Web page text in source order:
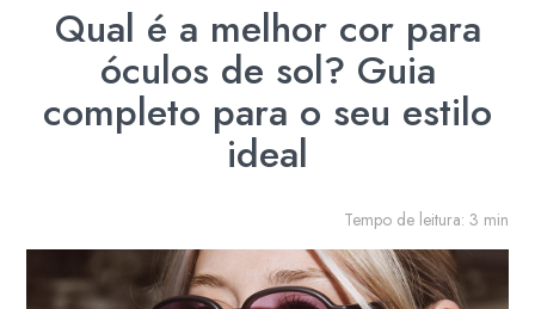
Qual é a melhor cor para
óculos de sol? Guia
completo para o seu estilo
ideal
Tempo de leitura: 3 min